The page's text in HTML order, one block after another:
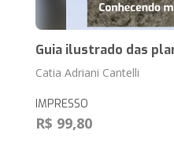
Guia ilustrado das
Catia Adriani Cantelli
IMPRESSO
R$ 99,80